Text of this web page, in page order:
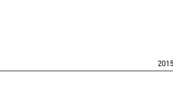
2015